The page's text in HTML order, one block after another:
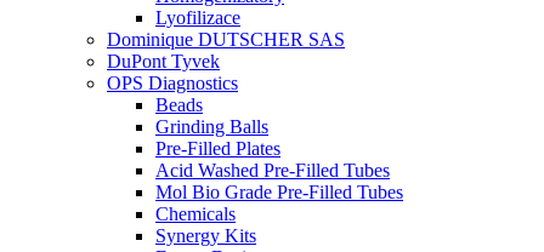
Lyofilizace
Dominique DUTSCHER SAS
DuPont Tyvek
OPS Diagnostics
Beads
Grinding Balls
Pre-Filled Plates
Acid Washed Pre-Filled Tubes
Mol Bio Grade Pre-Filled Tubes
Chemicals
Synergy Kits